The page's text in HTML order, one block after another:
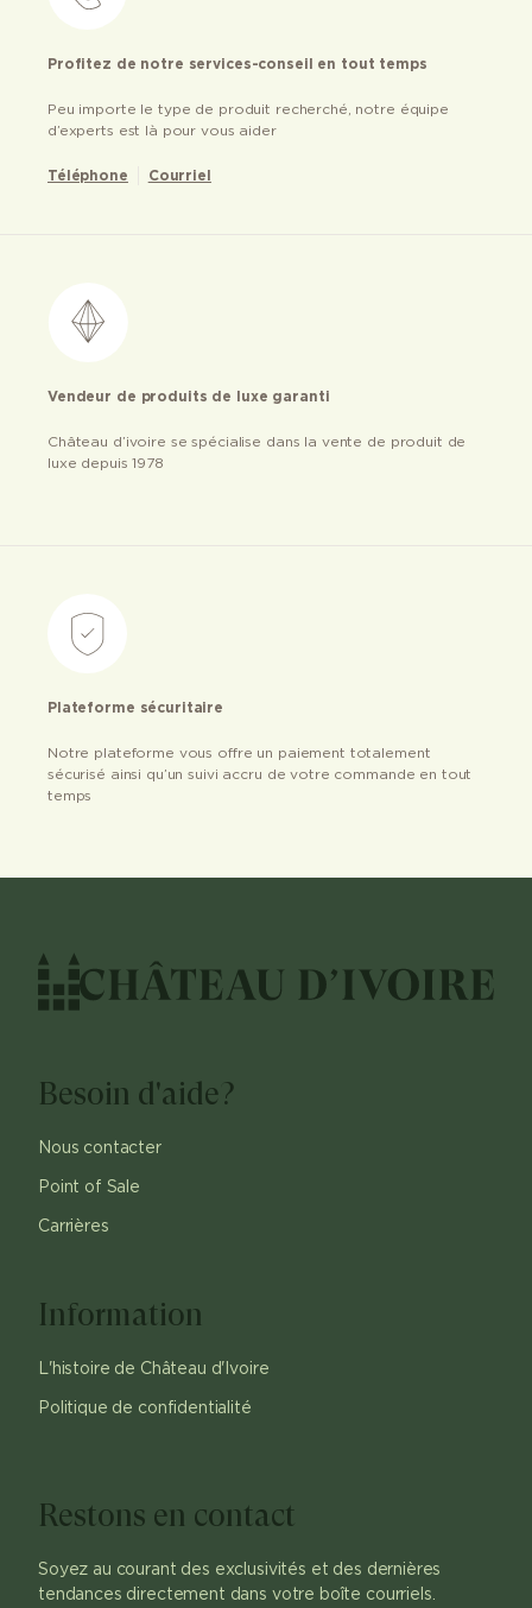
Profitez de notre services-conseil en tout temps
Peu importe le type de produit recherché, notre équipe
d’experts est là pour vous aider
Téléphone Courriel
Vendeur de produits de luxe garanti
Château d’ivoire se spécialise dans la vente de produit de
luxe depuis 1978
Plateforme sécuritaire
Notre plateforme vous offre un paiement totalement
sécurisé ainsi qu’un suivi accru de votre commande en tout
temps
Besoin d'aide?
Nous contacter
Point of Sale
Carrières
Information
L'histoire de Château d'Ivoire
Politique de confidentialité
Restons en contact
Soyez au courant des exclusivités et des dernières
tendances directement dans votre boîte courriels.